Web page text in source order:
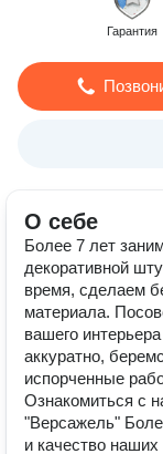
Гарантия
О себе
Более 7 лет
декоративной
время, сделаем
материала.
вашего
аккуратно,
испорченные
Ознакомиться с
"Версажель"
и качество